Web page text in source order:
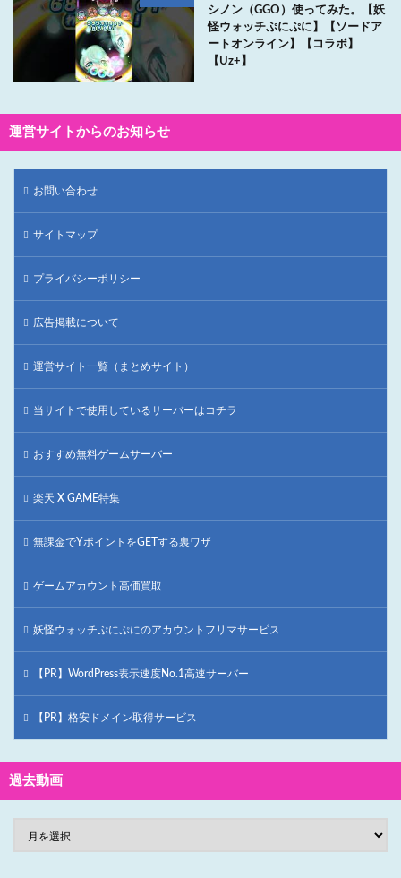
シノン（GGO）使ってみた。【妖
怪ウォッチぷにぷに】【ソードア
ートオンライン】【コラボ】
【Uz+】
運営サイトからのお知らせ
お問い合わせ
サイトマップ
プライバシーポリシー
広告掲載について
運営サイト一覧（まとめサイト）
当サイトで使用しているサーバーはコチラ
おすすめ無料ゲームサーバー
楽天 X GAME特集
無課金でYポイントをGETする裏ワザ
ゲームアカウント高価買取
妖怪ウォッチぷにぷにのアカウントフリマサービス
【PR】WordPress表示速度No.1高速サーバー
【PR】格安ドメイン取得サービス
過去動画